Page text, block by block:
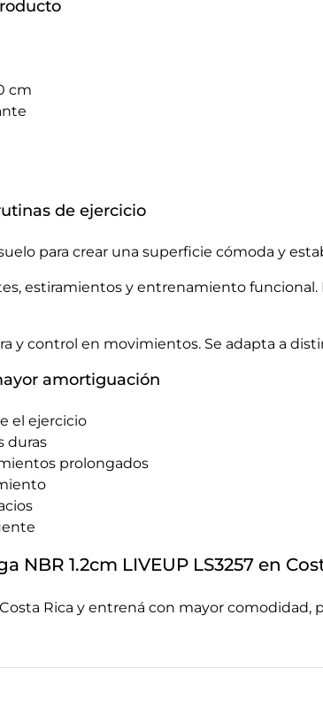
cm
de ejercicio
para crear una superficie cómoda y
estiramientos y entrenamiento
y control en movimientos. Se adapta a
amortiguación
el ejercicio
duras
prolongados
NBR 1.2cm LIVEUP LS3257 en
Rica y entrená con mayor comodidad,